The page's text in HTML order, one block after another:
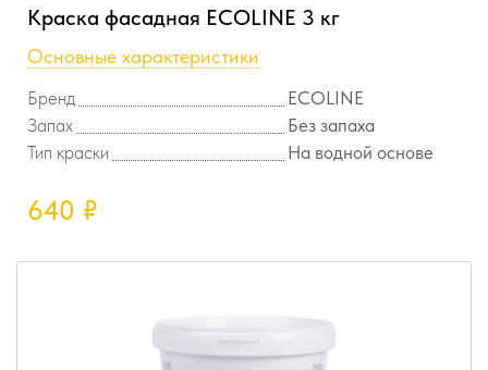
Краска фасадная ECOLINE 3 кг
Основные характеристики
Бренд
ECOLINE
Запах
Без запаха
Тип краски
На водной основе
640 ₽